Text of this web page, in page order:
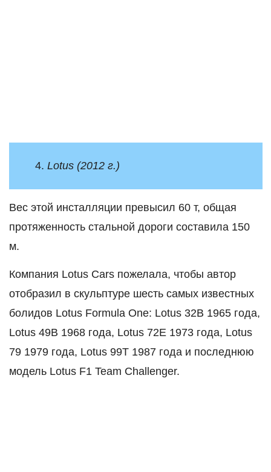
4. Lotus (2012 г.)
Вес этой инсталляции превысил 60 т, общая
протяженность стальной дороги составила 150
м.
Компания Lotus Cars пожелала, чтобы автор
отобразил в скульптуре шесть самых известных
болидов Lotus Formula One: Lotus 32B 1965 года,
Lotus 49B 1968 года, Lotus 72E 1973 года, Lotus
79 1979 года, Lotus 99T 1987 года и последнюю
модель Lotus F1 Team Сhallenger.